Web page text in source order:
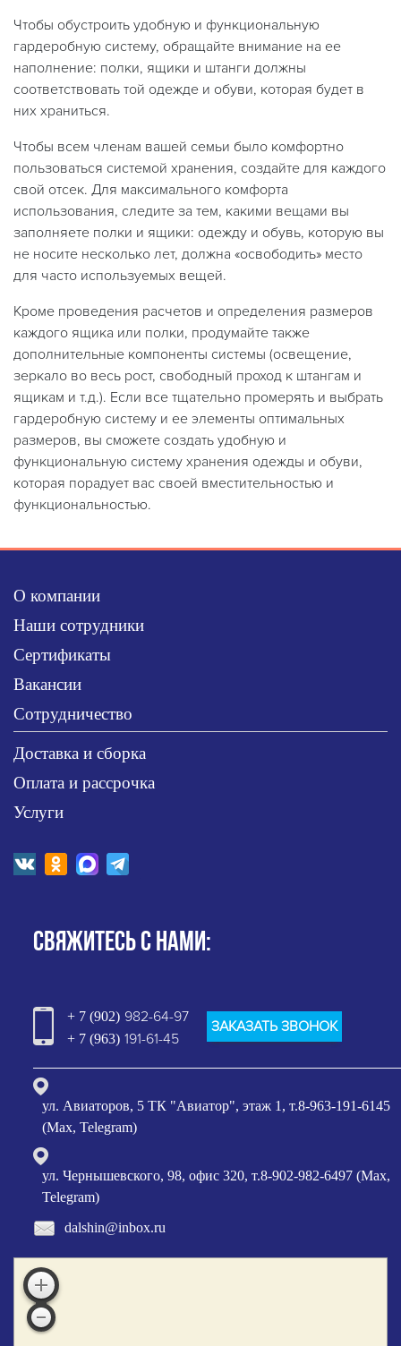
Чтобы обустроить удобную и функциональную
гардеробную систему, обращайте внимание на ее
наполнение: полки, ящики и штанги должны
соответствовать той одежде и обуви, которая будет в
них храниться.
Чтобы всем членам вашей семьи было комфортно
пользоваться системой хранения, создайте для каждого
свой отсек. Для максимального комфорта
использования, следите за тем, какими вещами вы
заполняете полки и ящики: одежду и обувь, которую вы
не носите несколько лет, должна «освободить» место
для часто используемых вещей.
Кроме проведения расчетов и определения размеров
каждого ящика или полки, продумайте также
дополнительные компоненты системы (освещение,
зеркало во весь рост, свободный проход к штангам и
ящикам и т.д.). Если все тщательно промерять и выбрать
гардеробную систему и ее элементы оптимальных
размеров, вы сможете создать удобную и
функциональную систему хранения одежды и обуви,
которая порадует вас своей вместительностью и
функциональностью.
О компании
Наши сотрудники
Сертификаты
Вакансии
Сотрудничество
Доставка и сборка
Оплата и рассрочка
Услуги
СВЯЖИТЕСЬ С НАМИ:
+ 7 (902) 982-64-97
+ 7 (963) 191-61-45
ЗАКАЗАТЬ ЗВОНОК
ул. Авиаторов, 5 ТК "Авиатор", этаж 1, т.8-963-191-6145
(Max, Telegram)
ул. Чернышевского, 98, офис 320, т.8-902-982-6497 (Max,
Telegram)
dalshin@inbox.ru